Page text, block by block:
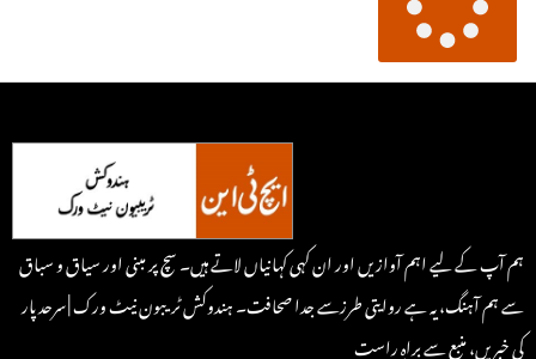
ہم آپ کے لیے اہم آوازیں اور ان کہی کہانیاں لاتے ہیں۔ سچ پر مبنی اور سیاق و سباق
سے ہم آہنگ، یہ ہے روایتی طرزسے جدا صحافت۔ ہندوکش ٹریبون نیٹ ورک | سرحد پار
کی خبریں، منبع سے براہِ راست